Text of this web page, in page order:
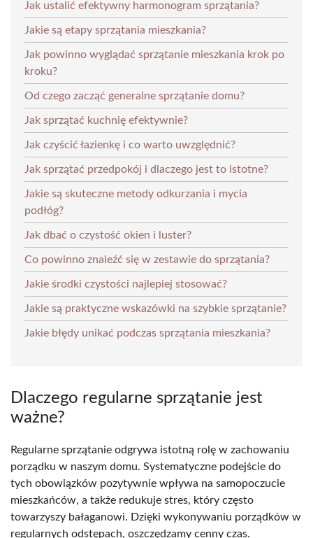
Jak ustalić efektywny harmonogram sprzątania?
Jakie są etapy sprzątania mieszkania?
Jak powinno wyglądać sprzątanie mieszkania krok po
kroku?
Od czego zacząć generalne sprzątanie domu?
Jak sprzątać kuchnię efektywnie?
Jak czyścić łazienkę i co warto uwzględnić?
Jak sprzątać przedpokój i dlaczego jest to istotne?
Jakie są skuteczne metody odkurzania i mycia
podłóg?
Jak dbać o czystość okien i luster?
Co powinno znaleźć się w zestawie do sprzątania?
Jakie środki czystości najlepiej stosować?
Jakie są praktyczne wskazówki na szybkie sprzątanie?
Jakie błędy unikać podczas sprzątania mieszkania?
Dlaczego regularne sprzątanie jest
ważne?
Regularne sprzątanie odgrywa istotną rolę w zachowaniu
porządku w naszym domu. Systematyczne podejście do
tych obowiązków pozytywnie wpływa na samopoczucie
mieszkańców, a także redukuje stres, który często
towarzyszy bałaganowi. Dzięki wykonywaniu porządków w
regularnych odstępach, oszczędzamy cenny czas.